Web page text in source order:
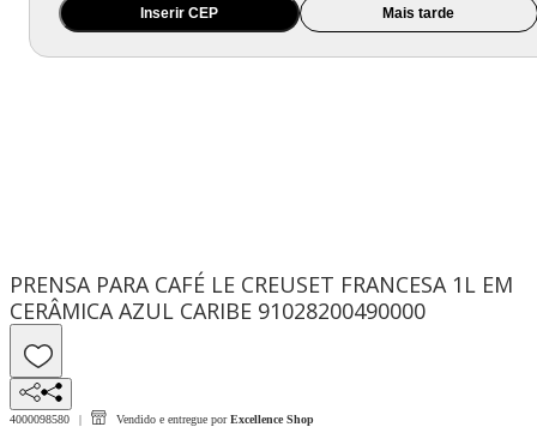
Inserir CEP Mais tarde
PRENSA PARA CAFÉ LE CREUSET FRANCESA 1L EM
CERÂMICA AZUL CARIBE 91028200490000
4000098580 Vendido e entregue por Excellence Shop